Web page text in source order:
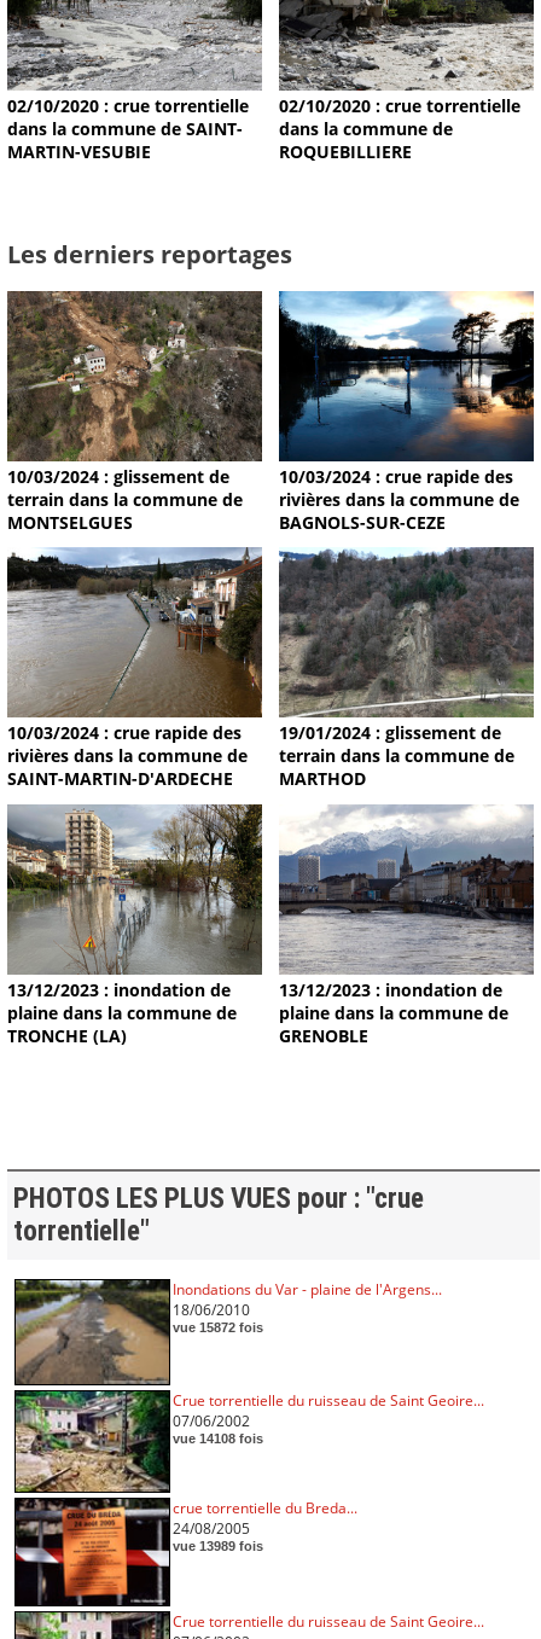
02/10/2020 : crue torrentielle
dans la commune de SAINT-
MARTIN-VESUBIE
02/10/2020 : crue torrentielle
dans la commune de
ROQUEBILLIERE
Les derniers reportages
10/03/2024 : glissement de
terrain dans la commune de
MONTSELGUES
10/03/2024 : crue rapide des
rivières dans la commune de
BAGNOLS-SUR-CEZE
10/03/2024 : crue rapide des
rivières dans la commune de
SAINT-MARTIN-D'ARDECHE
19/01/2024 : glissement de
terrain dans la commune de
MARTHOD
13/12/2023 : inondation de
plaine dans la commune de
TRONCHE (LA)
13/12/2023 : inondation de
plaine dans la commune de
GRENOBLE
PHOTOS LES PLUS VUES pour : "crue
torrentielle"
Inondations du Var - plaine de l'Argens...
18/06/2010
vue 15872 fois
Crue torrentielle du ruisseau de Saint Geoire...
07/06/2002
vue 14108 fois
crue torrentielle du Breda...
24/08/2005
vue 13989 fois
Crue torrentielle du ruisseau de Saint Geoire...